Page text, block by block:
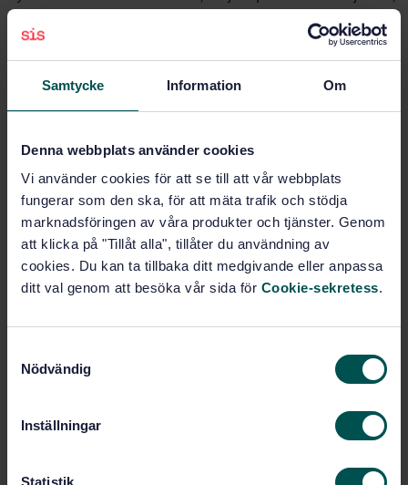
Samtycke Information Om
Denna webbplats använder cookies
Vi använder cookies för att se till att vår webbplats
fungerar som den ska, för att mäta trafik och stödja
marknadsföringen av våra produkter och tjänster. Genom
att klicka på "Tillåt alla", tillåter du användning av
cookies. Du kan ta tillbaka ditt medgivande eller anpassa
ditt val genom att besöka vår sida för Cookie-sekretess.
Nödvändig
Inställningar
Statistik
samt utvärdering av prestanda och ledningens
genomgång.
Standarder och bonusmaterial som
ingår
För vem?
Paketpris om två utbildningar
Praktisk information
Ser du inte bokningsformuläret?
Klicka här för att öppna
Utveckling